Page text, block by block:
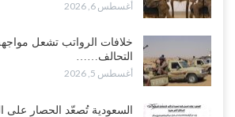
“حضرموت“| عصيان مدني واسع ورفض للتجنيد
المواجهة مع الرياض..!
أغسطس 6, 2026
العقيلي يعلن تمرّد قيادات عسكرية.. أزمة
أغسطس 6, 2026
خلافات الرواتب تشعل
التحالف……
أغسطس 5, 2026
السعودية تُصعّد الحصار على